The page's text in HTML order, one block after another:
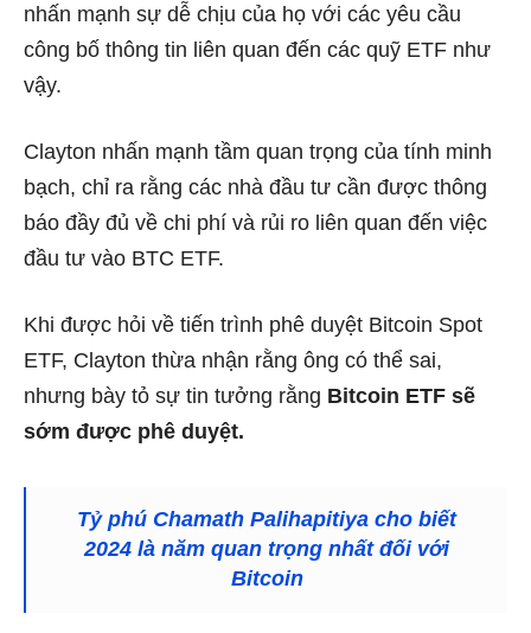
nhấn mạnh sự dễ chịu của họ với các yêu cầu
công bố thông tin liên quan đến các quỹ ETF như
vậy.
Clayton nhấn mạnh tầm quan trọng của tính minh
bạch, chỉ ra rằng các nhà đầu tư cần được thông
báo đầy đủ về chi phí và rủi ro liên quan đến việc
đầu tư vào BTC ETF.
Khi được hỏi về tiến trình phê duyệt Bitcoin Spot
ETF, Clayton thừa nhận rằng ông có thể sai,
nhưng bày tỏ sự tin tưởng rằng Bitcoin ETF sẽ
sớm được phê duyệt.
Tỷ phú Chamath Palihapitiya cho biết
2024 là năm quan trọng nhất đối với
Bitcoin